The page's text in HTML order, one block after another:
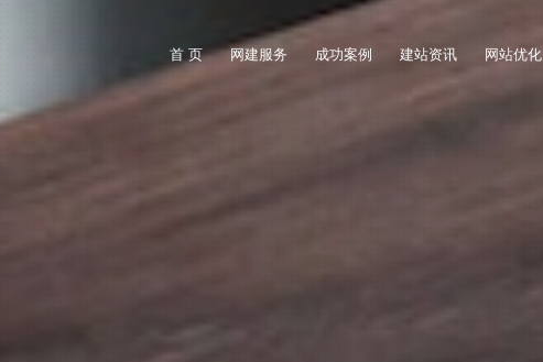
首 页 网建服务 成功案例 建站资讯 网站优化